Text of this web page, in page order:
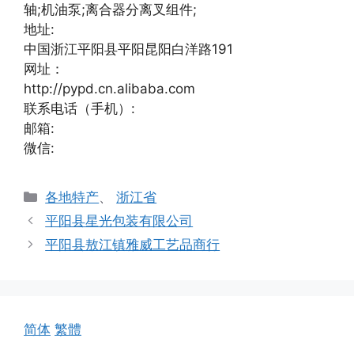
轴;机油泵;离合器分离叉组件;
地址:
中国浙江平阳县平阳昆阳白洋路191
网址：
http://pypd.cn.alibaba.com
联系电话（手机）:
邮箱:
微信:
分
类
各地特产、浙江省
平阳县星光包装有限公司
平阳县敖江镇雅威工艺品商行
简体 繁體